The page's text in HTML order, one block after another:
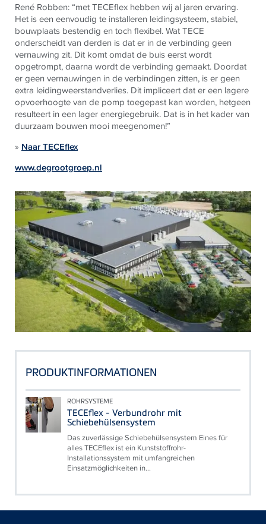
René Robben: “metTECEflex hebben wij al jaren ervaring.
Het is een eenvoudig te installeren leidingsysteem, stabiel,
bouwplaats bestendig en toch flexibel. WatTECE
onderscheidt van derden is dat er in de verbinding geen
vernauwing zit. Dit komt omdat de buis eerst wordt
opgetrompt, daarna wordt de verbinding gemaakt. Doordat
er geen vernauwingen in de verbindingen zitten, is er geen
extra leidingweerstandverlies. Dit impliceert dat er een lagere
opvoerhoogte van de pomp toegepast kan worden, hetgeen
resulteert in een lager energiegebruik. Dat is in het kader van
duurzaam bouwen mooi meegenomen!”
» Naar TECEflex
www.degrootgroep.nl
PRODUKTINFORMATIONEN
ROHRSYSTEME
TECEflex - Verbundrohr mit
Schiebehülsensystem
Das zuverlässige Schiebehülsensystem Eines für
alles TECEflex ist ein Kunststoffrohr-
Installationssystem mit umfangreichen
Einsatzmöglichkeiten in...